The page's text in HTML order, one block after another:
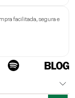
facilitada, segura e